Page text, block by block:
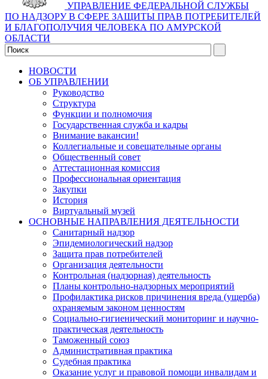
УПРАВЛЕНИЕ ФЕДЕРАЛЬНОЙ СЛУЖБЫ
ПО НАДЗОРУ В СФЕРЕ ЗАЩИТЫ ПРАВ ПОТРЕБИТЕЛЕЙ
И БЛАГОПОЛУЧИЯ ЧЕЛОВЕКА ПО АМУРСКОЙ
ОБЛАСТИ
НОВОСТИ
ОБ УПРАВЛЕНИИ
Руководство
Структура
Функции и полномочия
Государственная служба и кадры
Внимание вакансии!
Коллегиальные и совещательные органы
Общественный совет
Аттестационная комиссия
Профессиональная ориентация
Закупки
История
Виртуальный музей
ОСНОВНЫЕ НАПРАВЛЕНИЯ ДЕЯТЕЛЬНОСТИ
Санитарный надзор
Эпидемиологический надзор
Защита прав потребителей
Организация деятельности
Контрольная (надзорная) деятельность
Планы контрольно-надзорных мероприятий
Профилактика рисков причинения вреда (ущерба)
охраняемым законом ценностям
Социально-гигиенический мониторинг и научно-
практическая деятельность
Таможенный союз
Административная практика
Судебная практика
Оказание услуг и правовой помощи инвалидам и